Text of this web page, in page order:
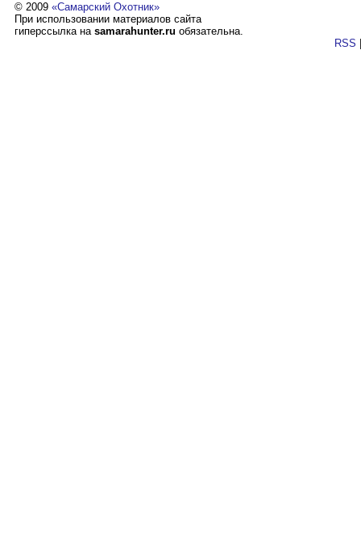
© 2009 «Самарский Охотник»
При использовании материалов сайта
гиперссылка на samarahunter.ru обязательна.
RSS